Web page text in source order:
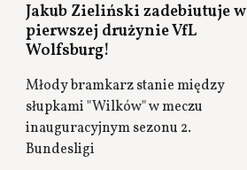
Jakub Zieliński zadebiutuje w
pierwszej drużynie VfL
Wolfsburg!
Młody bramkarz stanie między
słupkami "Wilków" w meczu
inauguracyjnym sezonu 2.
Bundesligi